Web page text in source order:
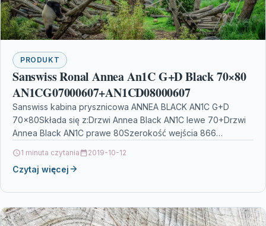
PRODUKT
Sanswiss Ronal Annea An1C G+D Black 70×80
AN1CG07000607+AN1CD08000607
Sanswiss kabina prysznicowa ANNEA BLACK AN1C G+D
70x80Składa się z:Drzwi Annea Black AN1C lewe 70+Drzwi
Annea Black AN1C prawe 80Szerokość wejścia 866
1 minuta czytania 2019-10-12
Czytaj więcej